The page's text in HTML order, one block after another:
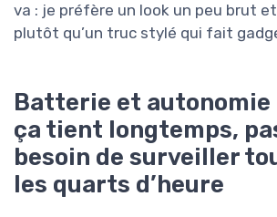
va : je préfère un look un peu brut
plutôt qu’un truc stylé qui fait
Batterie et autonomie
ça tient longtemps,
besoin de surveiller
les quarts d’heure